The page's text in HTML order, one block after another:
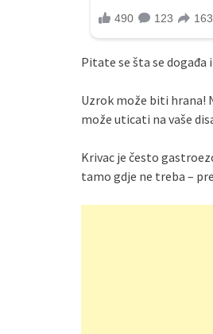
Pitate se šta se događa
Uzrok može biti hrana!
može uticati na vaše
Krivac je često
tamo gdje ne treba –